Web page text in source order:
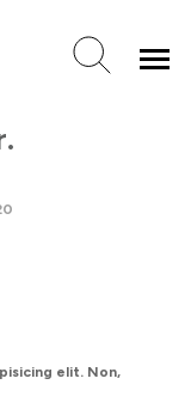
elit. Non,